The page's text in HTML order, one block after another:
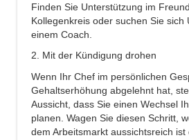
Finden Sie Unterstützung im
Kollegenkreis oder suchen Sie sich
einem Coach.
2. Mit der Kündigung drohen
Wenn Ihr Chef im persönlichen
Gehaltserhöhung abgelehnt hat,
Aussicht, dass Sie einen Wechsel
planen. Wagen Sie diesen Schritt,
dem Arbeitsmarkt aussichtsreich ist